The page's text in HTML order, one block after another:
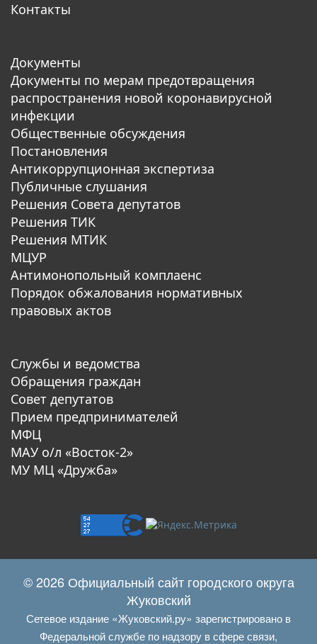
Контакты
Документы
Документы по мерам предотвращения
распространения новой коронавирусной
инфекции
Общественные обсуждения
Постановления
Антикоррупционная экспертиза
Публичные слушания
Решения Совета депутатов
Решения ТИК
Решения МТИК
МЦУР
Антимонопольный комплаенс
Порядок обжалования нормативных
правовых актов
Службы и ведомства
Обращения граждан
Совет депутатов
Прием предпринимателей
МФЦ
МАУ о/л «Восток-2»
МУ МЦ «Дружба»
© 2026 Официальный сайт городского округа
Жуковский
Сетевое издание «Жуковский.ру» зарегистрировано в
Федеральной службе по надзору в сфере связи,